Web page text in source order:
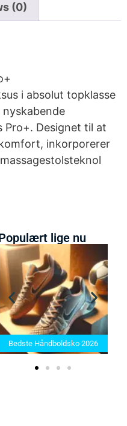
(0)
i absolut topklasse
Pro+. Designet til at
inkorporerer
lige nu
Bedste Håndboldsko 2026